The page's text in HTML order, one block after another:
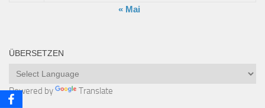
« Mai
ÜBERSETZEN
Powered by Translate